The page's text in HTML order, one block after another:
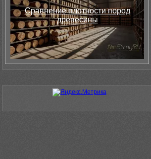
Сравнение плотности пород
древесины